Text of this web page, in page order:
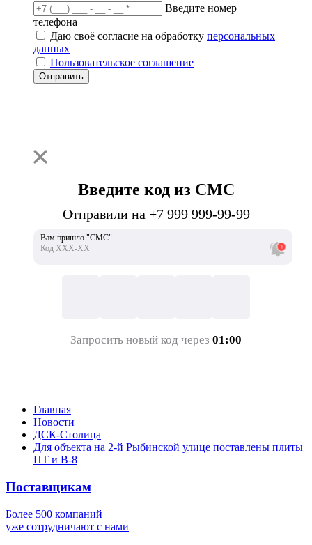
Введите номер
телефона
Даю своё согласие на обработку персональных
данных
Пользовательское соглашение
Отправить
Введите код из СМС
Отправили на +7 999 999-99-99
Вам пришло "СМС"
Код ХХХ-ХХ
Запросить новый код через 01:00
Главная
Новости
ДСК-Столица
Для объекта на 2-й Рыбинской улице поставлены плиты
ПТ и В-8
Поставщикам
Более 500 компаний
уже сотрудничают с нами